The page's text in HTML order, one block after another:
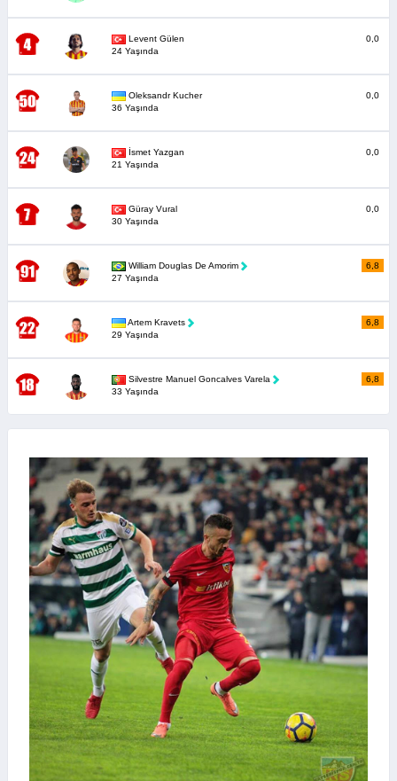
Levent Gülen
24 Yaşında
0,0
Oleksandr Kucher
36 Yaşında
0,0
İsmet Yazgan
21 Yaşında
0,0
Güray Vural
30 Yaşında
0,0
William Douglas De Amorim
27 Yaşında
6,8
Artem Kravets
29 Yaşında
6,8
Silvestre Manuel Goncalves Varela
33 Yaşında
6,8